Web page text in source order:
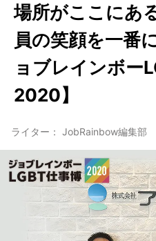
場所がここにあ
員の笑顔を一番
ョブレインボー
2020】
ライター： JobRainbow編集部